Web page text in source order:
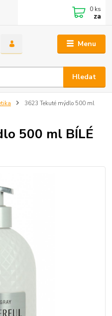
Menu
Hledat
0 ks
za
3623 Tekuté mýdlo 500 ml
500 ml BÍLÉ